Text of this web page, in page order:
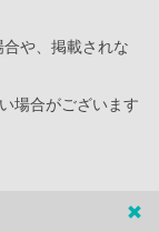
や、掲載されな
場合がございます